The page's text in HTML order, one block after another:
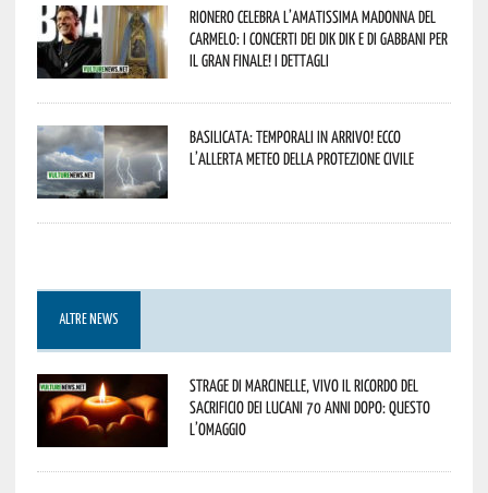
Rionero celebra l’amatissima Madonna del
Carmelo: i concerti dei DIK DIK e di Gabbani per
il gran finale! I dettagli
Basilicata: temporali in arrivo! Ecco
l’allerta meteo della Protezione civile
ALTRE NEWS
Strage di Marcinelle, vivo il ricordo del
sacrificio dei lucani 70 anni dopo: questo
l’omaggio